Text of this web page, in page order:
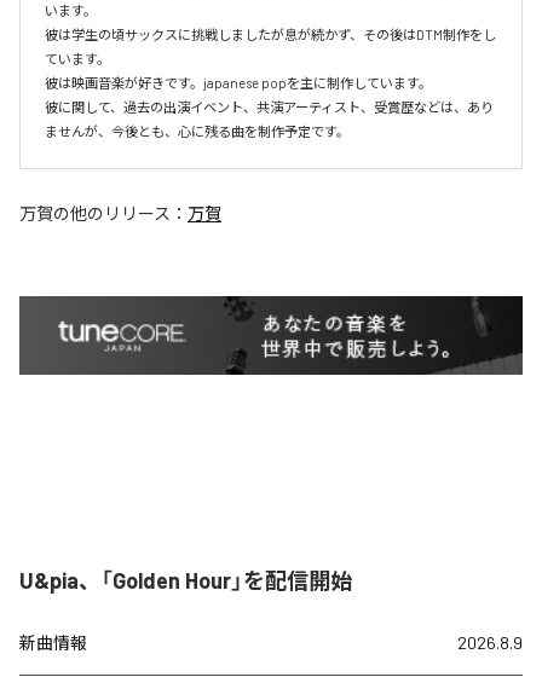
います。
彼は学生の頃サックスに挑戦しましたが息が続かず、その後はDTM制作をし
ています。
彼は映画音楽が好きです。japanese popを主に制作しています。
彼に関して、過去の出演イベント、共演アーティスト、受賞歴などは、あり
ませんが、今後とも、心に残る曲を制作予定です。
万賀の他のリリース： 万賀
U&pia、「Golden Hour」を配信開始
新曲情報 2026.8.9